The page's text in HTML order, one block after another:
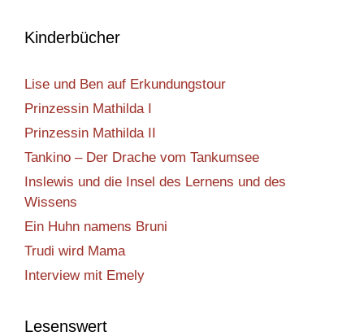
Kinderbücher
Lise und Ben auf Erkundungstour
Prinzessin Mathilda I
Prinzessin Mathilda II
Tankino – Der Drache vom Tankumsee
Inslewis und die Insel des Lernens und des
Wissens
Ein Huhn namens Bruni
Trudi wird Mama
Interview mit Emely
Lesenswert